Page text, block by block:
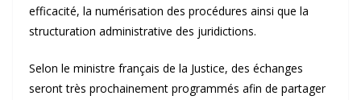
efficacité, la numérisation des procédures ainsi que la
structuration administrative des juridictions.
Selon le ministre français de la Justice, des échanges
seront très prochainement programmés afin de partager